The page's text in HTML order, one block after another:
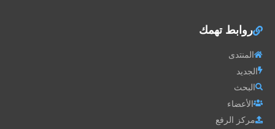
روابط تهمك
المنتدى
الجديد
البحث
الأعضاء
مركز الرفع